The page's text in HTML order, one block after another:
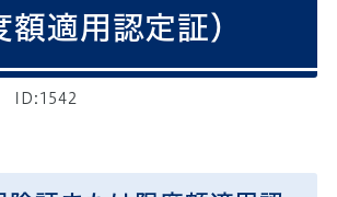
額適用認定証）
ID:1542